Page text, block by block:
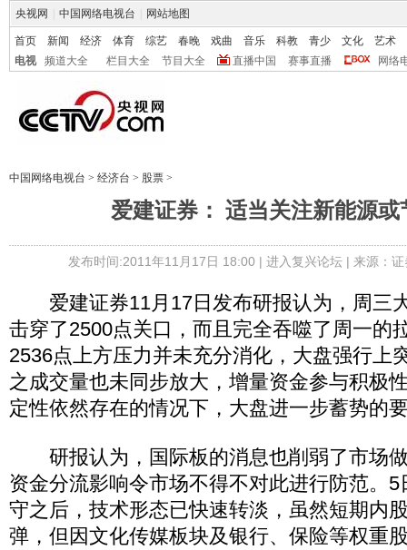
央视网 中国网络电视台 网站地图
首页 新闻 经济 体育 综艺 春晚 戏曲 音乐 科教 青少 文化
艺术
电视
频道大全 栏目大全 节目大全 直播中国 赛事直播 网络
中国网络电视台 > 经济台 > 股票 >
爱建证券： 适当关注新能源或
发布时间:2011年11月17日 18:00 | 进入复兴论坛| 来源：
爱建证券11月17日发布研报认为，周三
击穿了2500点关口，而且完全吞噬了周一的
2536点上方压力并未充分消化，大盘强行上
之成交量也未同步放大，增量资金参与积极
定性依然存在的情况下，大盘进一步蓄势的
研报认为，国际板的消息也削弱了市场
资金分流影响令市场不得不对此进行防范。
守之后，技术形态已快速转淡，虽然短期内
弹，但因文化传媒板块及银行、保险等权重